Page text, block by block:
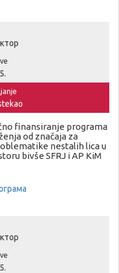
finansiranje programa
od značaja za
nestalih lica u
bivše SFRJ i AP KiM